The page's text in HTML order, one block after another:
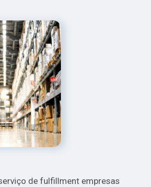
de fulfillment empresas